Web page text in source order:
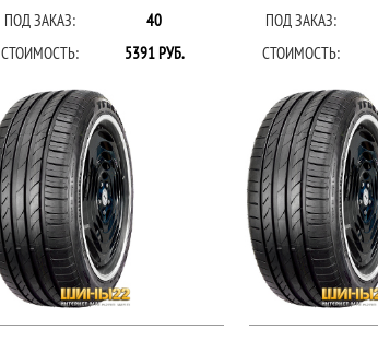
ПОД ЗАКАЗ:
40
СТОИМОСТЬ:
5391 РУБ.
ПОД ЗАКАЗ:
СТОИМОСТЬ: